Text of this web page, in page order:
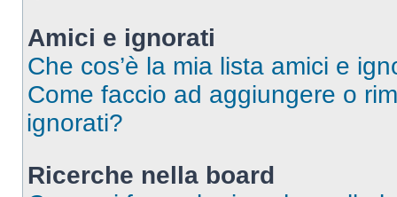
Amici e ignorati
Che cos’è la mia lista amici e
Come faccio ad aggiungere o
ignorati?
Ricerche nella board